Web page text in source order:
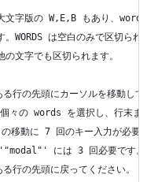
文字版の W,E,B もあり、words
。WORDS は空白のみで区切られま
文字でも区切られます。
の先頭にカーソルを移動してく
々の words を選択し、行末まで
に 7 回のキー入力が必要な
には 3 回必要です。
の先頭に戻ってください。